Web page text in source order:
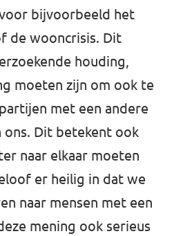
Holland Zuid
bijvoorbeeld het
de wooncrisis. Dit
houding,
moeten zijn om ook te
met een andere
ons. Dit betekent ook
naar elkaar moeten
er heilig in dat we
naar mensen met een
mening ook serieus